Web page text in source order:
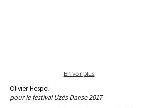
En voir plus
Olivier Hespel
pour le festival Uzès Danse 2017